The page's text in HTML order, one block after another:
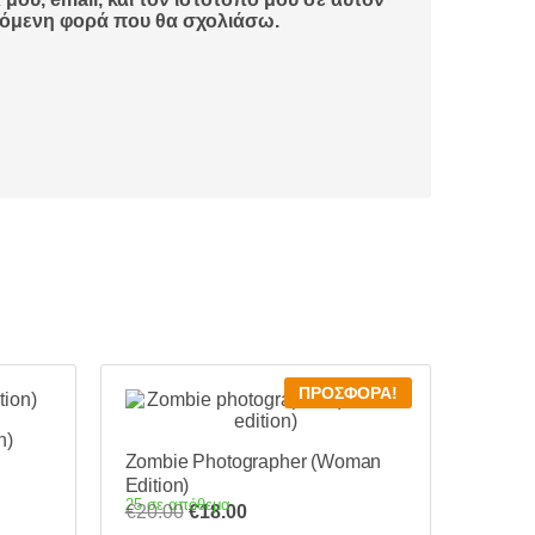
φορά που θα σχολιάσω.
ΠΡΟΣΦΟΡΆ!
Zombie Photographer (Woman
Edition)
€20.00Original
€18.00Η
25 σε απόθεμα